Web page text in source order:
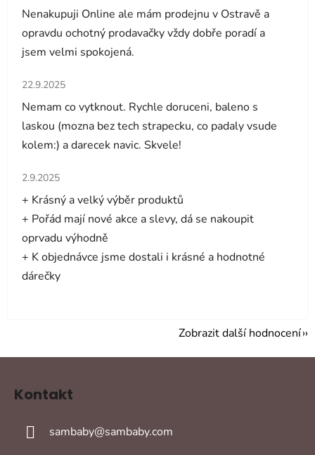
Nenakupuji Online ale mám prodejnu v Ostravě a
opravdu ochotný prodavačky vždy dobře poradí a
jsem velmi spokojená.
Hodnocení obchodu je 5 z 5 hvězdiček.
22.9.2025
Nemam co vytknout. Rychle doruceni, baleno s
laskou (mozna bez tech strapecku, co padaly vsude
kolem:) a darecek navic. Skvele!
Hodnocení obchodu je 5 z 5 hvězdiček.
2.9.2025
+ Krásný a velký výběr produktů
+ Pořád mají nové akce a slevy, dá se nakoupit
oprvadu výhodně
+ K objednávce jsme dostali i krásné a hodnotné
dárečky
Zobrazit další hodnocení
Kontakt
sambaby@sambaby.com